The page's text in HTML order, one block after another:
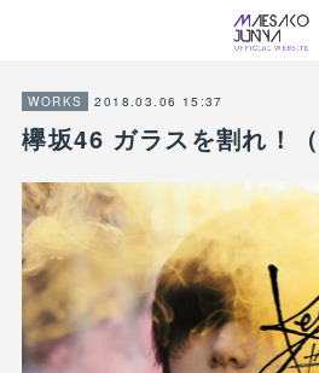
WORKS 2018.03.06 15:37
欅坂46 ガラスを割れ！（